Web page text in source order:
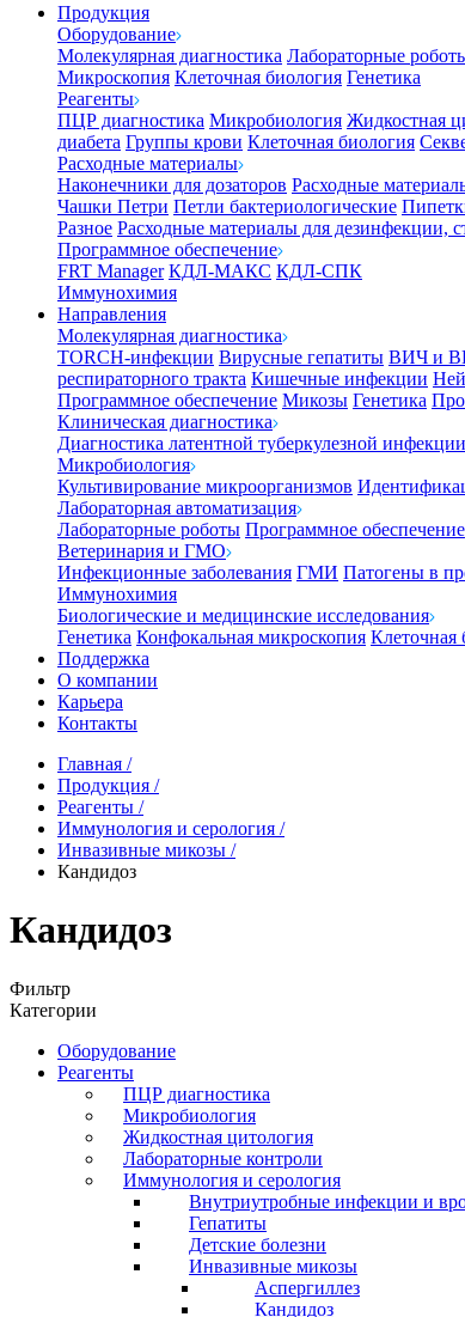
Продукция
Оборудование
Молекулярная диагностика Лабораторные
Микроскопия Клеточная биология Генетика
Реагенты
ПЦР диагностика Микробиология Жидкостная
диабета Группы крови Клеточная биология
Расходные материалы
Наконечники для дозаторов Расходные
Чашки Петри Петли бактериологические
Разное Расходные материалы для дезинфекции,
Программное обеспечение
FRT Manager КДЛ-МАКС КДЛ-СПК
Иммунохимия
Направления
Молекулярная диагностика
TORCH-инфекции Вирусные гепатиты ВИЧ и
респираторного тракта Кишечные инфекции
Программное обеспечение Микозы Генетика
Клиническая диагностика
Диагностика латентной туберкулезной инфекции
Микробиология
Культивирование микроорганизмов
Лабораторная автоматизация
Лабораторные роботы Программное обеспечение
Ветеринария и ГМО
Инфекционные заболевания ГМИ Патогены в
Иммунохимия
Биологические и медицинские исследования
Генетика Конфокальная микроскопия Клеточная
Поддержка
О компании
Карьера
Контакты
Главная /
Продукция /
Реагенты /
Иммунология и серология /
Инвазивные микозы /
Кандидоз
Кандидоз
Фильтр
Категории
Оборудование
Реагенты
ПЦР диагностика
Микробиология
Жидкостная цитология
Лабораторные контроли
Иммунология и серология
Внутриутробные инфекции и
Гепатиты
Детские болезни
Инвазивные микозы
Аспергиллез
Кандидоз